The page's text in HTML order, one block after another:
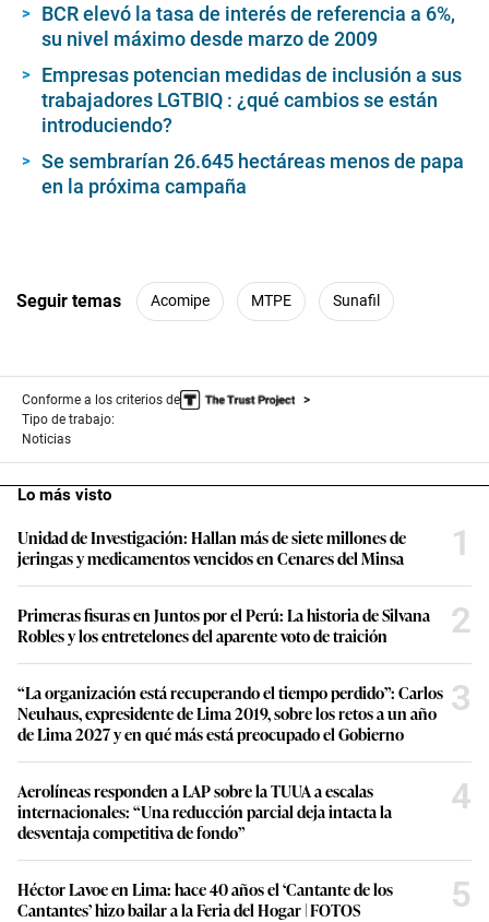
e
s
BCR elevó la tasa de interés de referencia a 6%,
su nivel máximo desde marzo de 2009
Empresas potencian medidas de inclusión a sus
trabajadores LGTBIQ : ¿qué cambios se están
introduciendo?
Se sembrarían 26.645 hectáreas menos de papa
en la próxima campaña
Seguir temas Acomipe MTPE Sunafil
Conforme a los criterios de
Tipo de trabajo:
Noticias
Lo más visto
Unidad de Investigación: Hallan más de siete millones de
jeringas y medicamentos vencidos en Cenares del Minsa
1
Primeras fisuras en Juntos por el Perú: La historia de Silvana
Robles y los entretelones del aparente voto de traición
2
“La organización está recuperando el tiempo perdido”: Carlos
Neuhaus, expresidente de Lima 2019, sobre los retos a un año
de Lima 2027 y en qué más está preocupado el Gobierno
3
Aerolíneas responden a LAP sobre la TUUA a escalas
internacionales: “Una reducción parcial deja intacta la
desventaja competitiva de fondo”
4
Héctor Lavoe en Lima: hace 40 años el ‘Cantante de los
Cantantes’ hizo bailar a la Feria del Hogar | FOTOS
5